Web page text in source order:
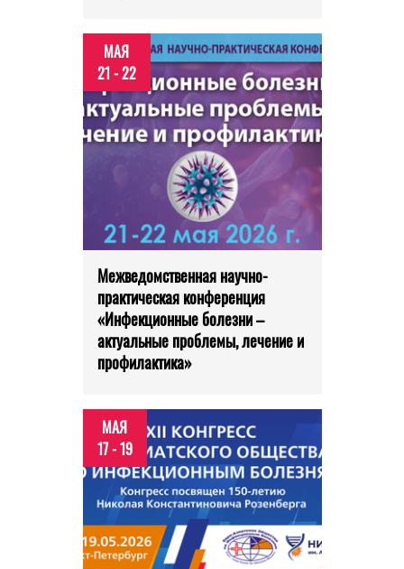
МАЯ
21 - 22
Межведомственная научно-
практическая конференция
«Инфекционные болезни –
актуальные проблемы, лечение и
профилактика»
МАЯ
17 - 19